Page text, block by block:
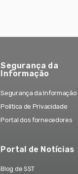
Segurança da
Informação
Segurança da Informação
Política de Privacidade
Portal dos fornecedores
Portal de Notícias
Blog de SST